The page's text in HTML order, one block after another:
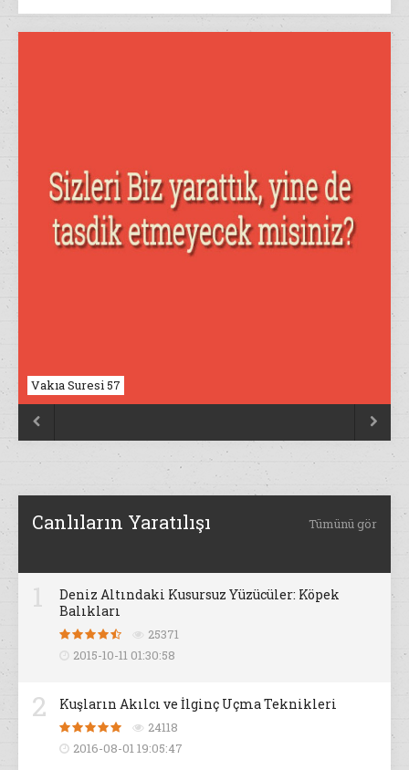
Vakıa Suresi 57
 
Canlıların Yaratılışı Tümünü gör
Deniz Altındaki Kusursuz Yüzücüler: Köpek
Balıkları
25371
2015-10-11 01:30:58
2 Kuşların Akılcı ve İlginç Uçma Teknikleri
24118
2016-08-01 19:05:47